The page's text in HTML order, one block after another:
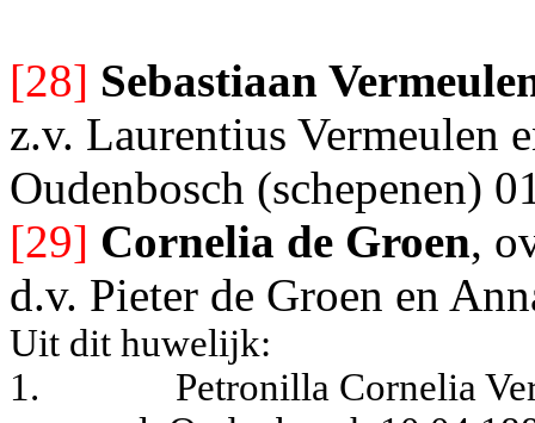
[28] Sebastiaan
z.v. Laurentius Vermeulen
Oudenbosch (schepenen)
[29] Cornelia de Groen,
d.v. Pieter de Groen en
Uit dit huwelijk:
1.
Petronilla Cornelia